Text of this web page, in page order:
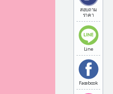
สอบถาม
ราคา
Line
Facebook